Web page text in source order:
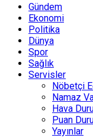
Gündem
Ekonomi
Politika
Dünya
Spor
Sağlık
Servisler
Nöbetçi
Namaz
Hava
Puan
Yayınlar